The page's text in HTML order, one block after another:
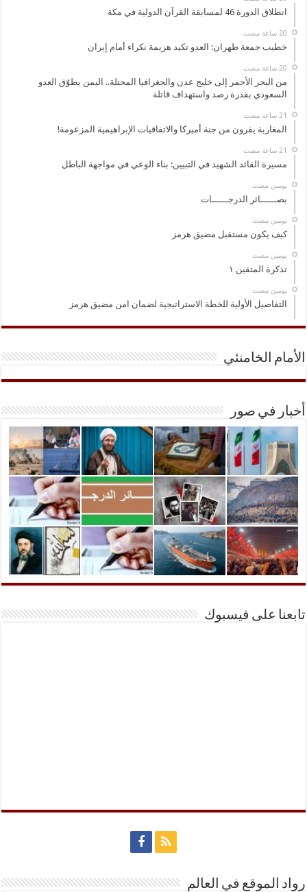
انطلاق الدورة 46 لمسابقة القرآن الدولية في مكة
خطيب جمعة طهران: العدو تكبد هزيمة نكراء أمام إيران
من البحر الأحمر إلى خليج عدن والجغرافيا المحتلة.. اليمن يطوّق العدو
السعودي بقدرة رصد واستهداف قاتلة
المغاربة يفرون من جنة أميركا والاتفاقيات الإبراهيمية المزعومة!
مسيرة القائد الشهيد في التبيين: بناء الوعي في مواجهة الباطل
‏يومين مضت
بصــــــائر الدرجــــــات
‏يومين مضت
كيف يكون مستقبل مضيق هرمز
‏يومين مضت
تذكرة المتقين ١
‏يومين مضت
التفاصيل الأولية للخطة الاستراتيجية لضمان امن مضيق هرمز
الأمام الخامنئي
أخبار في صور
تابعنا على فيسبوك
رواد الموقع في العالم